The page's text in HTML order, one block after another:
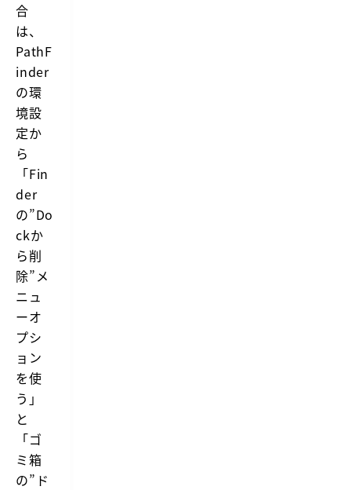
合
は、
PathF
inder
の環
境設
定か
ら
「Fin
der
の”Do
ckか
ら削
除”メ
ニュ
ーオ
プシ
ョン
を使
う」
と
「ゴ
ミ箱
の”ド